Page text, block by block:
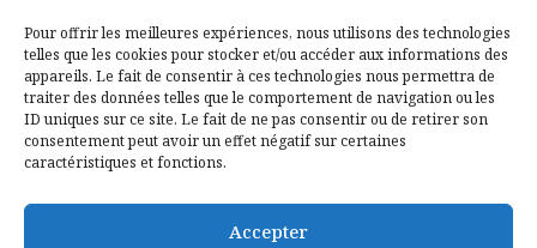
Pour offrir les meilleures expériences, nous utilisons des technologies
telles que les cookies pour stocker et/ou accéder aux informations des
appareils. Le fait de consentir à ces technologies nous permettra de
traiter des données telles que le comportement de navigation ou les
ID uniques sur ce site. Le fait de ne pas consentir ou de retirer son
consentement peut avoir un effet négatif sur certaines
caractéristiques et fonctions.
Accepter
Mentions légales
Politique de confidentialité